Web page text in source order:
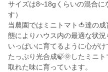
サイズは8~18gくらいの混合
す）
当農園ではミニトマト🍅達の
態によりハウス内の最適な状
いっぱいに育てるように心がけ
たっぷり光合成🍃🌞したミニ
取れた味に育っています。